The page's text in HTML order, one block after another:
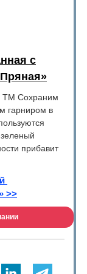
с
ТМ Сохраним
гарниром в
прибавит
>>